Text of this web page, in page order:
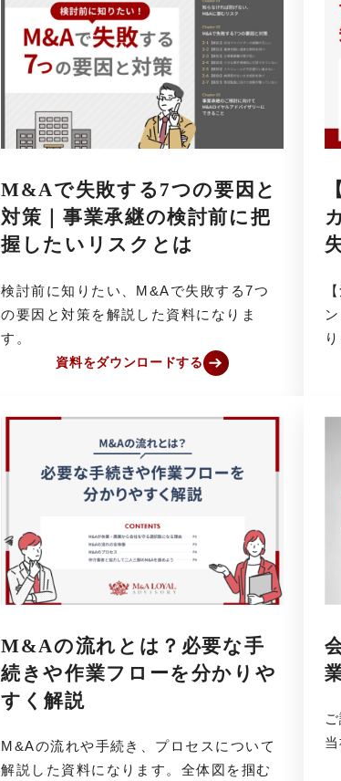
M&Aで失敗する7つの要因と
対策｜事業承継の検討前に把
握したいリスクとは
検討前に知りたい、M&Aで失敗する7つ
の要因と対策を解説した資料になりま
す。
資料をダウンロードする
M&Aの流れとは？必要な手
続きや作業フローを分かりや
すく解説
M&Aの流れや手続き、プロセスについて
解説した資料になります。全体図を掴む